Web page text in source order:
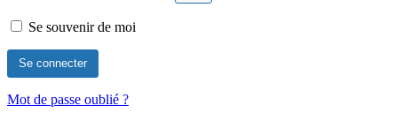
Se souvenir de moi
Mot de passe oublié ?